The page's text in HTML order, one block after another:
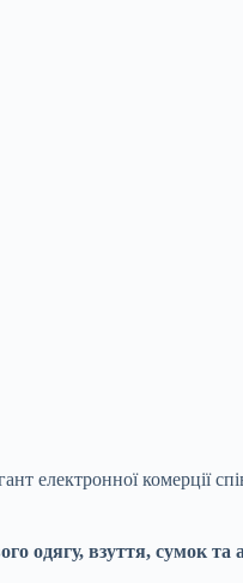
електронної комерції
одягу, взуття, сумок та